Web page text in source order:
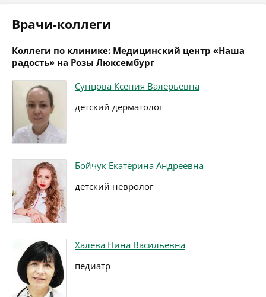
Врачи-коллеги
Коллеги по клинике: Медицинский центр «Наша
радость» на Розы Люксембург
Сунцова Ксения Валерьевна
детский дерматолог
Бойчук Екатерина Андреевна
детский невролог
Халева Нина Васильевна
педиатр